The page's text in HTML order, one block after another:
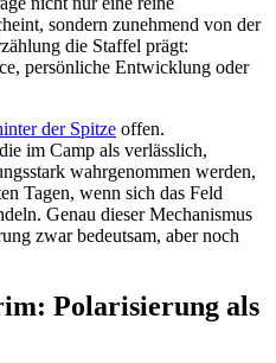
sondern zunehmend von der
die Staffel prägt:
persönliche Entwicklung oder
der Spitze offen.
im Camp als verlässlich,
wahrgenommen werden,
Tagen, wenn sich das Feld
Genau dieser Mechanismus
zwar bedeutsam, aber noch
Polarisierung als